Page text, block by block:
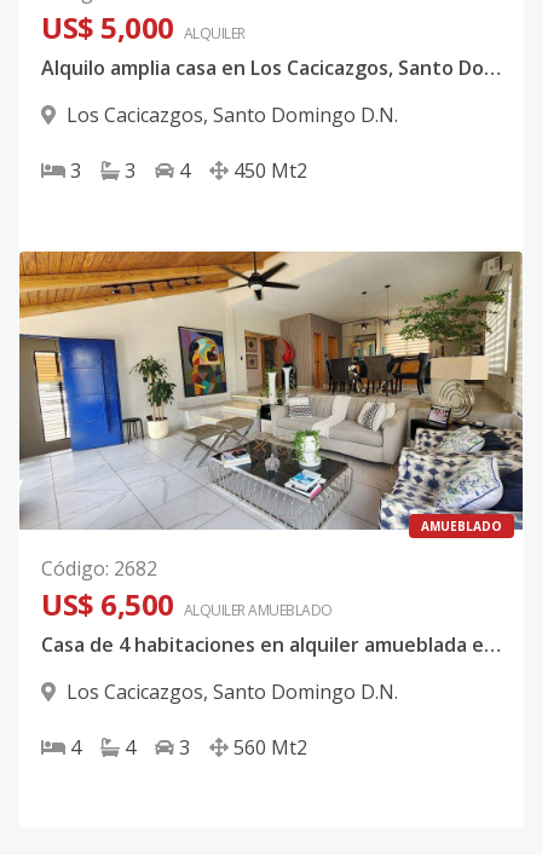
US$ 5,000 ALQUILER
Alquilo amplia casa en Los Cacicazgos, Santo Domingo
Los Cacicazgos, Santo Domingo D.N.
3 3 4 450 Mt2
AMUEBLADO
Código: 2682
US$ 6,500 ALQUILERAMUEBLADO
Casa de 4 habitaciones en alquiler amueblada en Los Cacicazgos
Los Cacicazgos, Santo Domingo D.N.
4 4 3 560 Mt2